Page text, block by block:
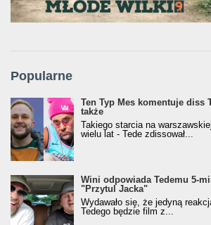
Popularne
Ten Typ Mes komentuje diss
także
Takiego starcia na
wielu lat - Tede zdissował...
Wini odpowiada Tedemu 5-
"Przytul Jacka"
Wydawało się, że jedyną
Tedego będzie film z...